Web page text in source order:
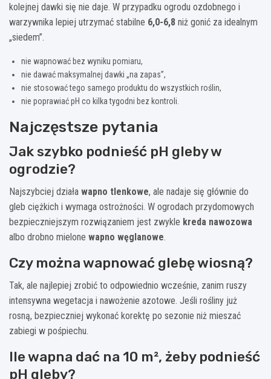
kolejnej dawki się nie daje. W przypadku ogrodu ozdobnego i
warzywnika lepiej utrzymać stabilne 6,0-6,8 niż gonić za idealnym
„siedem”.
nie wapnować bez wyniku pomiaru,
nie dawać maksymalnej dawki „na zapas”,
nie stosować tego samego produktu do wszystkich roślin,
nie poprawiać pH co kilka tygodni bez kontroli.
Najczęstsze pytania
Jak szybko podnieść pH gleby w
ogrodzie?
Najszybciej działa wapno tlenkowe, ale nadaje się głównie do
gleb ciężkich i wymaga ostrożności. W ogrodach przydomowych
bezpieczniejszym rozwiązaniem jest zwykle kreda nawozowa
albo drobno mielone wapno węglanowe.
Czy można wapnować glebę wiosną?
Tak, ale najlepiej zrobić to odpowiednio wcześnie, zanim ruszy
intensywna wegetacja i nawożenie azotowe. Jeśli rośliny już
rosną, bezpieczniej wykonać korektę po sezonie niż mieszać
zabiegi w pośpiechu.
Ile wapna dać na 10 m², żeby podnieść
pH gleby?